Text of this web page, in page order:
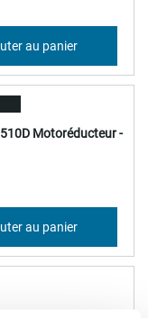
au panier
Motoréducteur -
au panier